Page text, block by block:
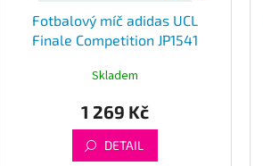
Fotbalový míč adidas UCL
Finale Competition JP1541
Skladem
1 269 Kč
DETAIL